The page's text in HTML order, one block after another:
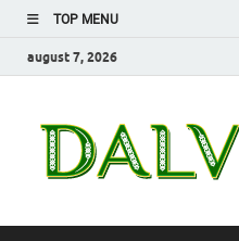
TOP MENU
august 7, 2026